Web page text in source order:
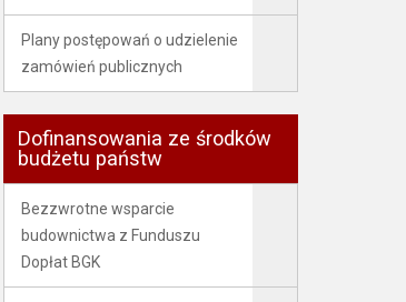
Plany postępowań o udzielenie
zamówień publicznych
Dofinansowania ze środków
budżetu państw
Bezzwrotne wsparcie
budownictwa z Funduszu
Dopłat BGK